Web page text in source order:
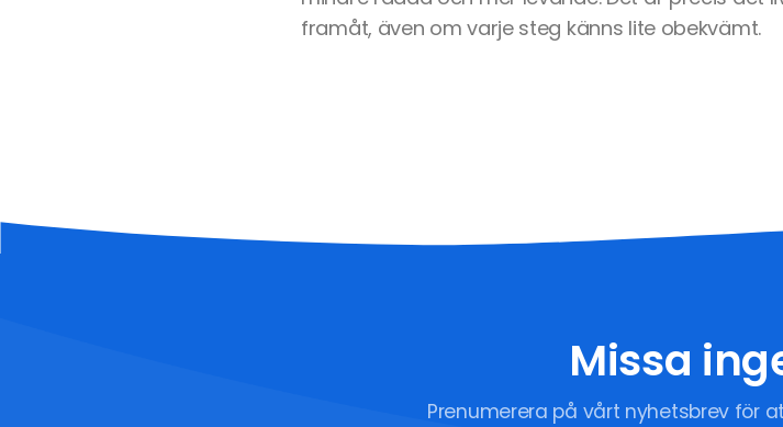
framåt, även om varje steg känns lite obekvämt.
Missa
Prenumerera på vårt nyhetsbrev för